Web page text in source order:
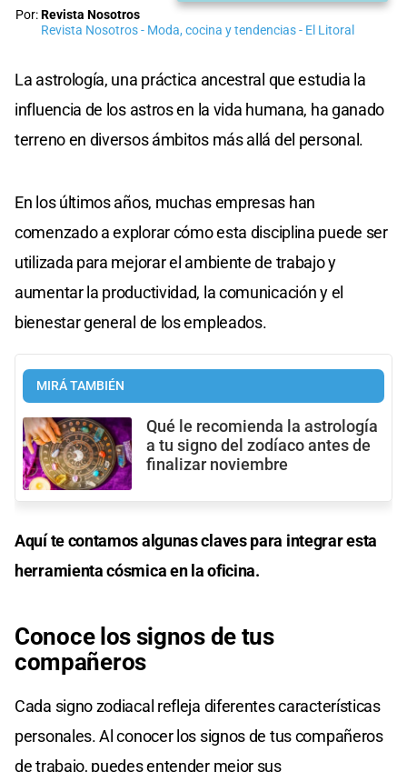
Por:Revista Nosotros
Revista Nosotros - Moda, cocina y tendencias - El Litoral
La astrología, una práctica ancestral que estudia la
influencia de los astros en la vida humana, ha ganado
terreno en diversos ámbitos más allá del personal.
En los últimos años, muchas empresas han
comenzado a explorar cómo esta disciplina puede ser
utilizada para mejorar el ambiente de trabajo y
aumentar la productividad, la comunicación y el
bienestar general de los empleados.
MIRÁ TAMBIÉN
Qué le recomienda la astrología
a tu signo del zodíaco antes de
finalizar noviembre
Aquí te contamos algunas claves para integrar esta
herramienta cósmica en la oficina.
Conoce los signos de tus
compañeros
Cada signo zodiacal refleja diferentes características
personales. Al conocer los signos de tus compañeros
de trabajo, puedes entender mejor sus